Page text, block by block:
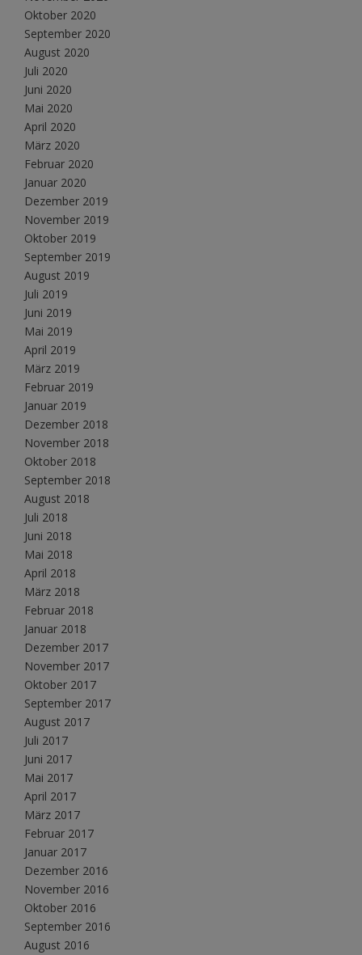
Oktober 2020
September 2020
August 2020
Juli 2020
Juni 2020
Mai 2020
April 2020
März 2020
Februar 2020
Januar 2020
Dezember 2019
November 2019
Oktober 2019
September 2019
August 2019
Juli 2019
Juni 2019
Mai 2019
April 2019
März 2019
Februar 2019
Januar 2019
Dezember 2018
November 2018
Oktober 2018
September 2018
August 2018
Juli 2018
Juni 2018
Mai 2018
April 2018
März 2018
Februar 2018
Januar 2018
Dezember 2017
November 2017
Oktober 2017
September 2017
August 2017
Juli 2017
Juni 2017
Mai 2017
April 2017
März 2017
Februar 2017
Januar 2017
Dezember 2016
November 2016
Oktober 2016
September 2016
August 2016